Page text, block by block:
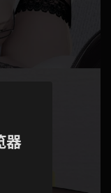
器